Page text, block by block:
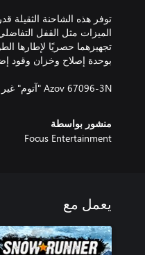
توفر هذه الشاحنة
الميزات مثل القفل
Azov 67096-3N "آتوم" غير مضمّنة في بطاقة العام 1 أو العام 2 أو العام 3 أو العام 4.
منشور بواسطة
Focus Entertainment
يعمل مع